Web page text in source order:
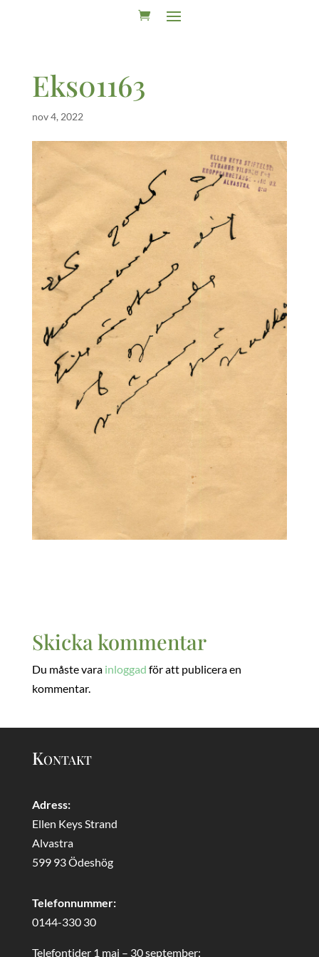
Eks01163
nov 4, 2022
Skicka kommentar
Du måste vara inloggad för att publicera en
kommentar.
Kontakt
Adress:
Ellen Keys Strand
Alvastra
599 93 Ödeshög
Telefonnummer:
0144-330 30
Telefontider 1 maj – 30 september: